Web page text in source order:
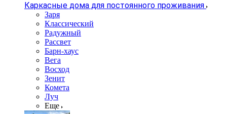
Каркасные дома для постоянного проживания
Заря
Классический
Радужный
Рассвет
Барн-хаус
Вега
Восход
Зенит
Комета
Луч
Еще